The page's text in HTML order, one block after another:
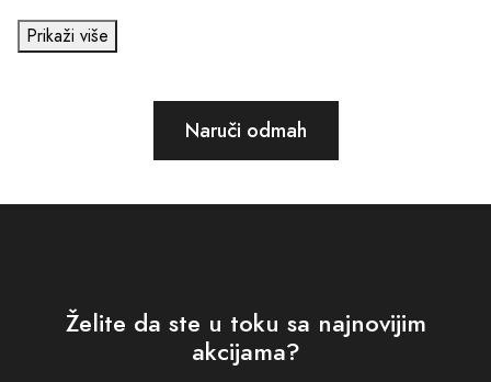
Prikaži više
Naruči odmah
Želite da ste u toku sa najnovijim
akcijama?